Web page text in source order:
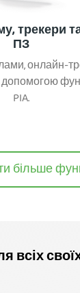
трекери
ПЗ
онлайн-
PIA.
більше
всіх